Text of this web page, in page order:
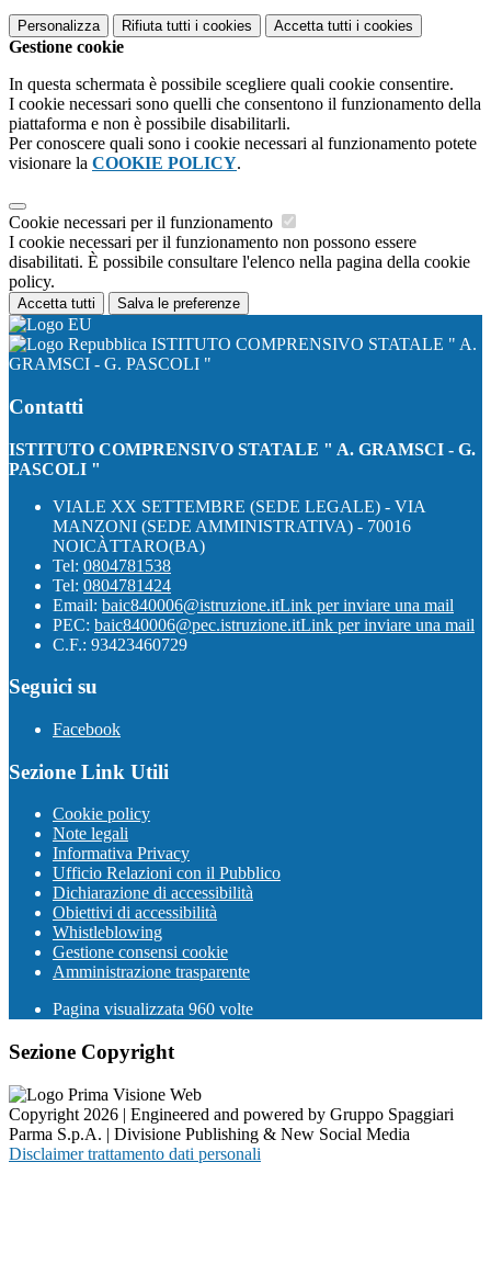
Personalizza Rifiuta tutti i cookies Accetta tutti i cookies
Gestione cookie
In questa schermata è possibile scegliere quali cookie consentire.
I cookie necessari sono quelli che consentono il funzionamento della
piattaforma e non è possibile disabilitarli.
Per conoscere quali sono i cookie necessari al funzionamento potete
visionare la COOKIE POLICY.
Cookie necessari per il funzionamento
I cookie necessari per il funzionamento non possono essere
disabilitati. È possibile consultare l'elenco nella pagina della cookie
policy.
Accetta tutti Salva le preferenze
ISTITUTO COMPRENSIVO STATALE " A.
GRAMSCI - G. PASCOLI "
Contatti
ISTITUTO COMPRENSIVO STATALE " A. GRAMSCI - G.
PASCOLI "
VIALE XX SETTEMBRE (SEDE LEGALE) - VIA
MANZONI (SEDE AMMINISTRATIVA) - 70016
NOICÀTTARO(BA)
Tel: 0804781538
Tel: 0804781424
Email: baic840006@istruzione.itLink per inviare una mail
PEC: baic840006@pec.istruzione.itLink per inviare una mail
C.F.: 93423460729
Seguici su
Facebook
Sezione Link Utili
Cookie policy
Note legali
Informativa Privacy
Ufficio Relazioni con il Pubblico
Dichiarazione di accessibilità
Obiettivi di accessibilità
Whistleblowing
Gestione consensi cookie
Amministrazione trasparente
Pagina visualizzata 960 volte
Sezione Copyright
Copyright 2026 | Engineered and powered by Gruppo Spaggiari
Parma S.p.A. | Divisione Publishing & New Social Media
Disclaimer trattamento dati personali